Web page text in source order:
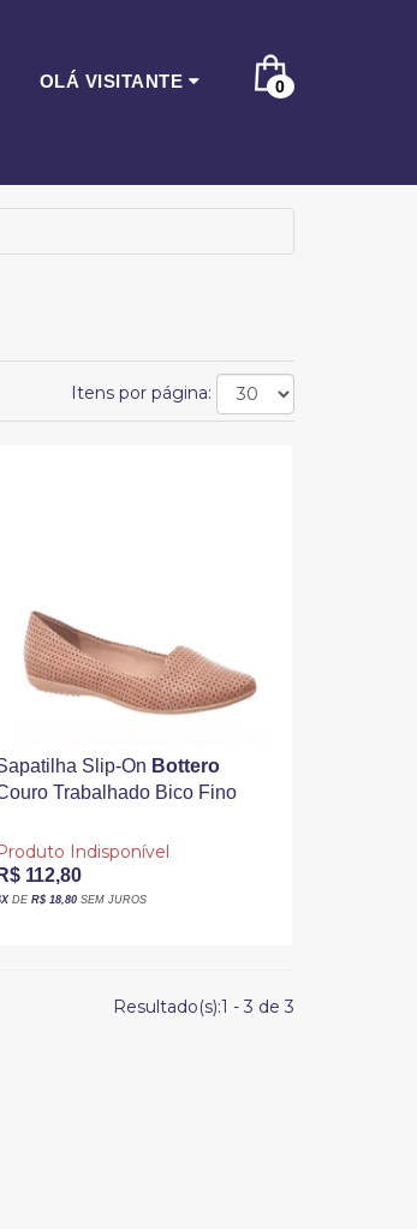
OLÁ VISITANTE 0
Itens por página:
Slip-On Bottero
Trabalhado Bico Fino
Produto Indisponível
R$ 112,80
DE R$ 18,80SEM JUROS
Resultado(s):1 -3 de3